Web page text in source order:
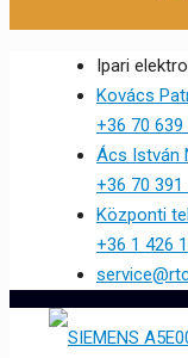
Ipari
Kovács
+36 70 639
Ács István
+36 70 391
Központi
+36 1 426